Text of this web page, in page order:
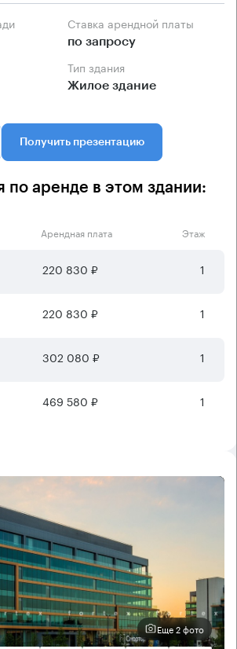
Ставка арендной платы
по запросу
Тип здания
Жилое здание
Получить презентацию
по аренде в этом здании:
Арендная плата Этаж
220 830 ₽ 1
220 830 ₽ 1
302 080 ₽ 1
469 580 ₽ 1
Еще 2 фото